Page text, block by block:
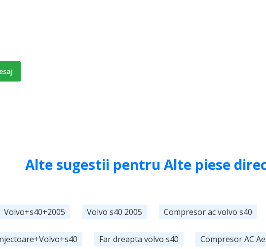
Alte sugestii pentru Alte piese
Volvo+s40+2005 Volvo s40 2005 Compresor ac volvo s40
Far dreapta volvo s40 Compresor AC